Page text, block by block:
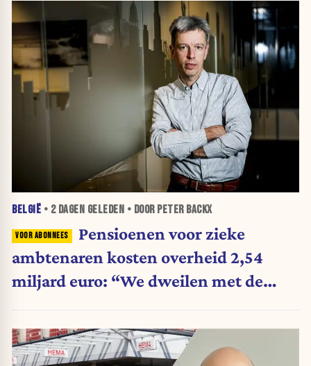
BELGIË • 2 DAGEN GELEDEN • DOOR PETER BACKX
Pensioenen voor zieke
ambtenaren kosten overheid 2,54
miljard euro: “We dweilen met de